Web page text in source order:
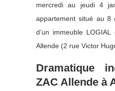
mercredi au jeudi 4
appartement situé au 8
d’un immeuble
Allende (2 rue Victor
Dramatique
ZAC Allende à